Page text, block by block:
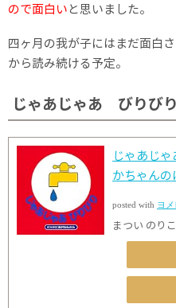
ので面白いと思いました。
四ヶ月の我が子にはまだ面白
から読み続ける予定。
じゃあじゃあ びりびり
じゃあじ
かちゃんの
posted with ヨ
まつい のり